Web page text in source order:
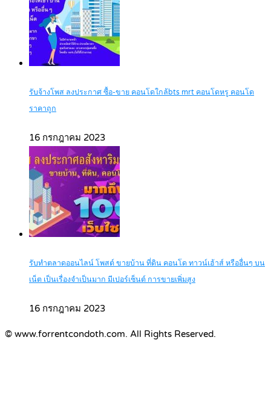
รับจ้างโพส ลงประกาศ ซื้อ-ขาย คอนโดใกล้bts mrt คอนโดหรู คอนโด
ราคาถูก
16 กรกฎาคม 2023
รับทำตลาดออนไลน์ โพสต์ ขายบ้าน ที่ดิน คอนโด ทาวน์เฮ้าส์ หรืออื่นๆ บน
เน็ต เป็นเรื่องจำเป็นมาก มีเปอร์เซ็นต์ การขายเพิ่มสูง
16 กรกฎาคม 2023
© www.forrentcondoth.com. All Rights Reserved.